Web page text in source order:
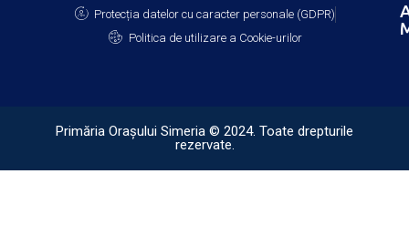
Protecția datelor cu caracter personale (GDPR)
Politica de utilizare a Cookie-urilor
Primăria Orașului Simeria © 2024. Toate drepturile
rezervate.